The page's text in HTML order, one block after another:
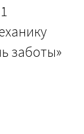
заботы»